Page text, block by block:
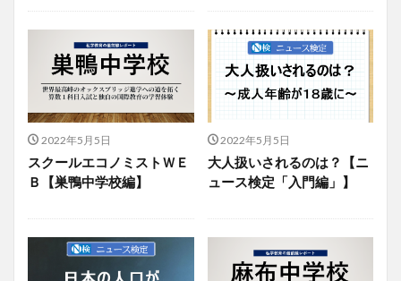
2022年5月5日
スクールエコノミストＷＥ
Ｂ【巣鴨中学校編】
2022年5月5日
大人扱いされるのは？【ニ
ュース検定「入門編」】